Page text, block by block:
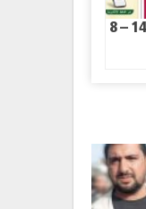
صحيفة الثورة السبت 25 صفر1448 – 8